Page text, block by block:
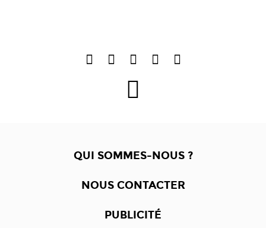
QUI SOMMES-NOUS ?
NOUS CONTACTER
PUBLICITÉ